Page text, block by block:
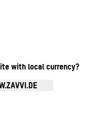
with local currency?